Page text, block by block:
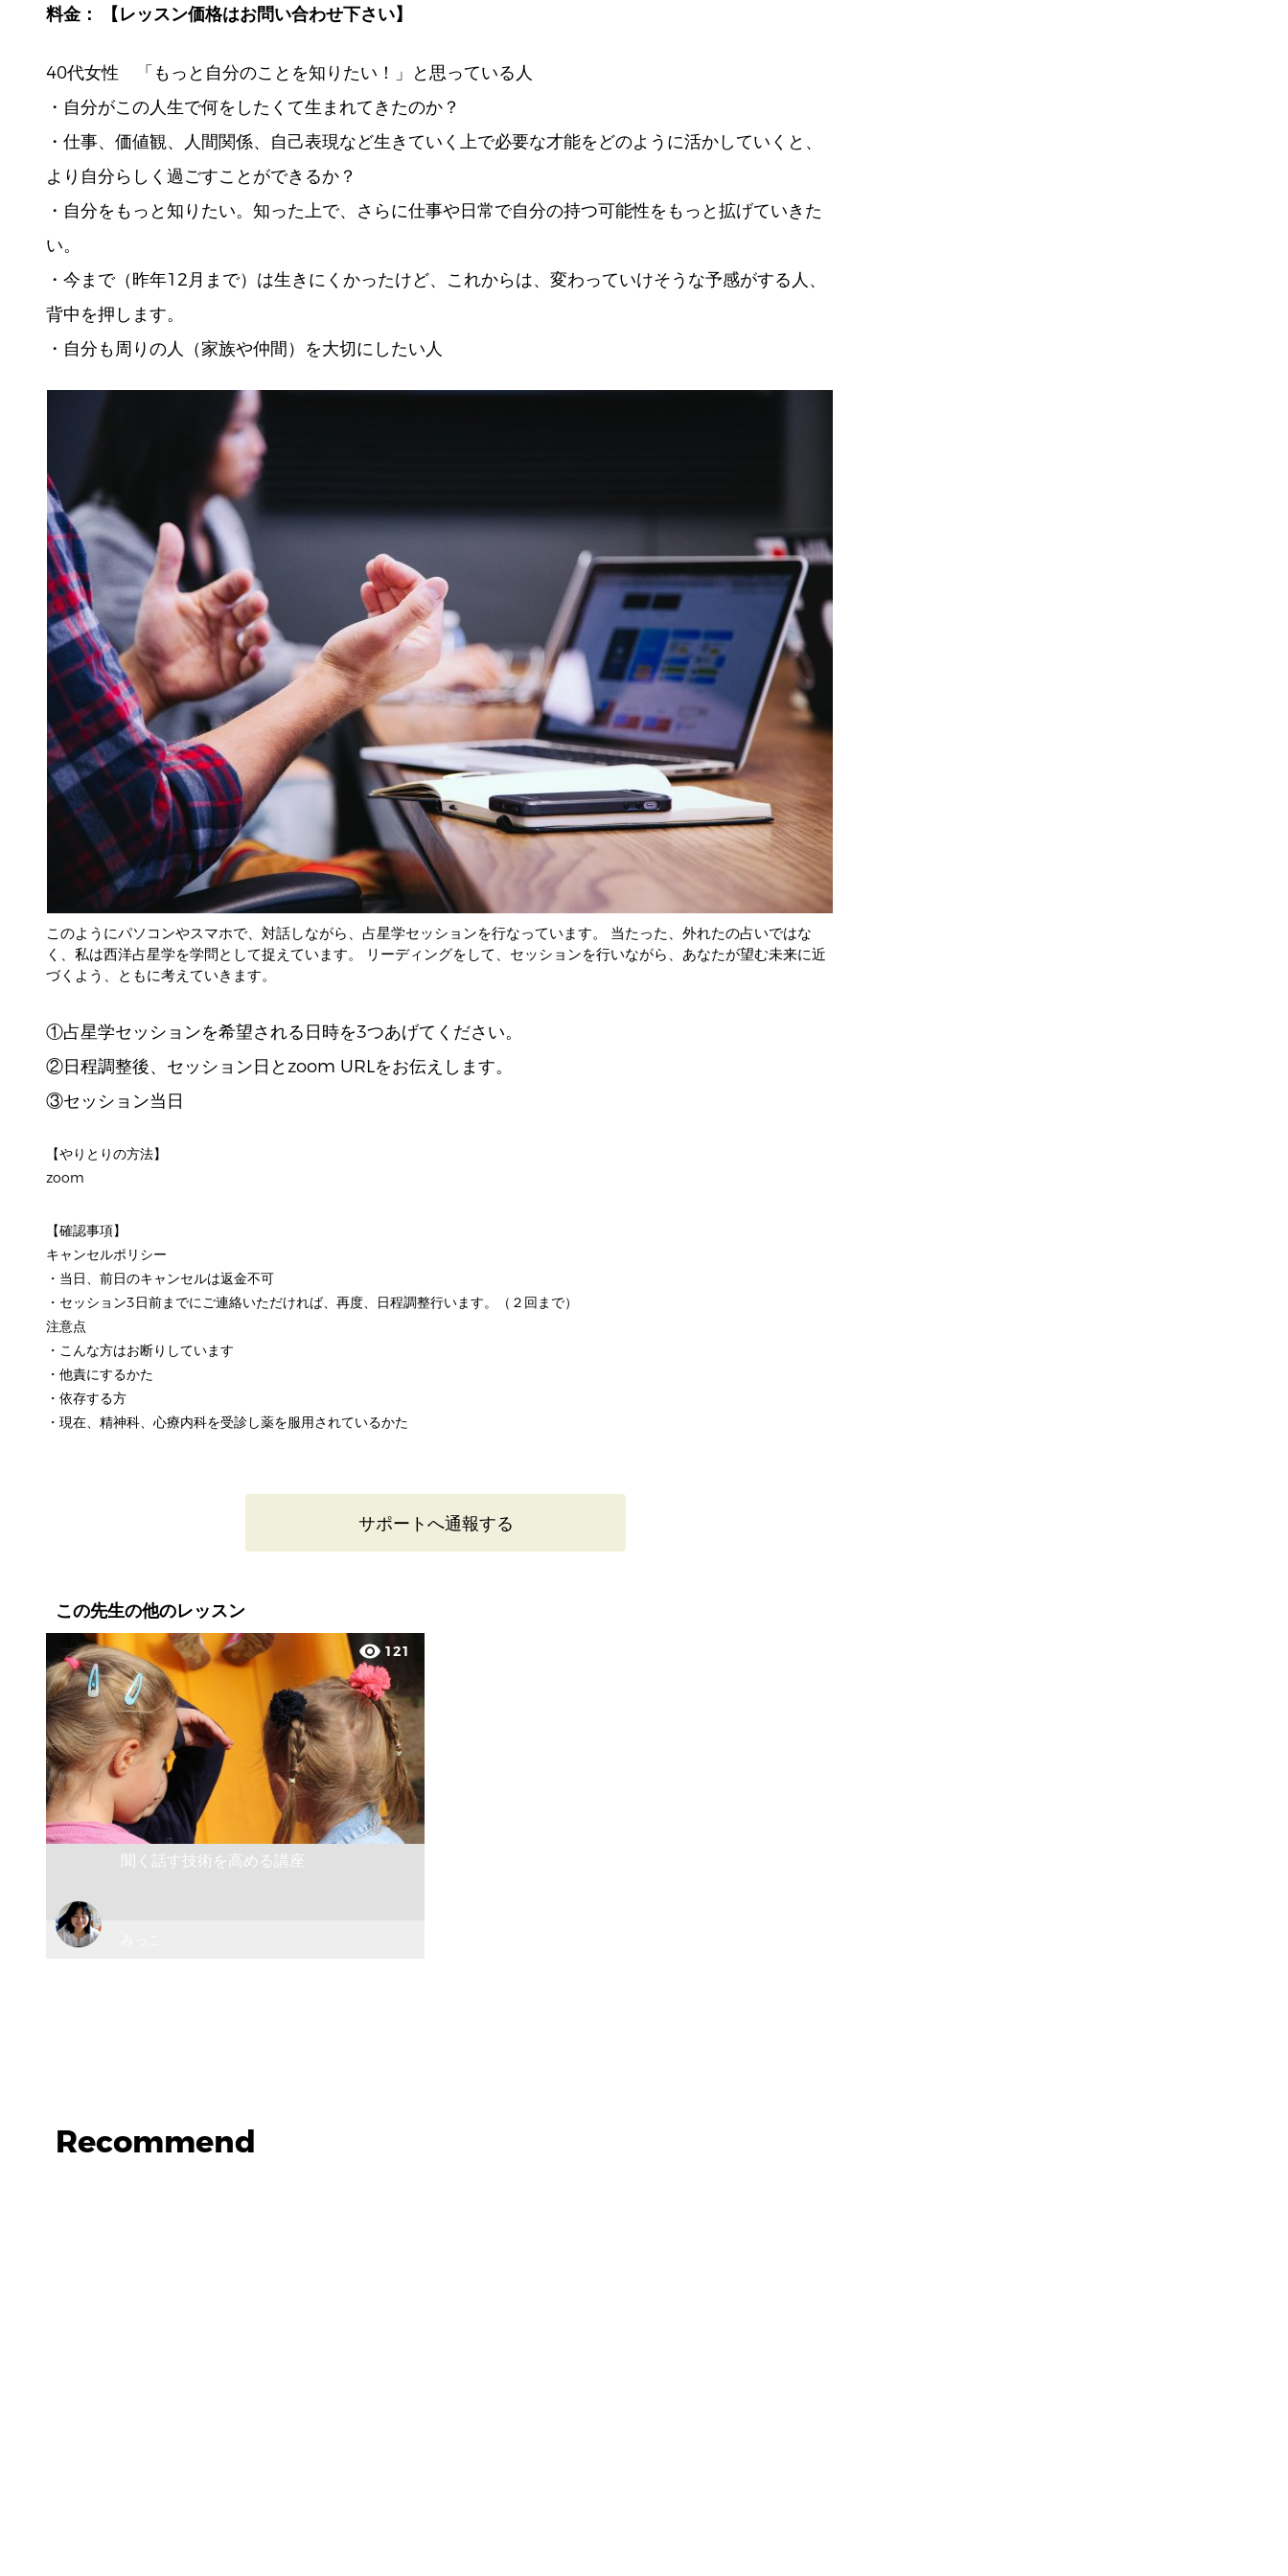
料金： 【レッスン価格はお問い合わせ下さい】
40代女性 「もっと自分のことを知りたい！」と思っている人
・自分がこの人生で何をしたくて生まれてきたのか？
・仕事、価値観、人間関係、自己表現など生きていく上で必要な才能をどのように活かしていくと、
より自分らしく過ごすことができるか？
・自分をもっと知りたい。知った上で、さらに仕事や日常で自分の持つ可能性をもっと拡げていきた
い。
・今まで（昨年12月まで）は生きにくかったけど、これからは、変わっていけそうな予感がする人、
背中を押します。
・自分も周りの人（家族や仲間）を大切にしたい人
このようにパソコンやスマホで、対話しながら、占星学セッションを行なっています。 当たった、外れたの占いではな
く、私は西洋占星学を学問として捉えています。 リーディングをして、セッションを行いながら、あなたが望む未来に近
づくよう、ともに考えていきます。
①占星学セッションを希望される日時を3つあげてください。
②日程調整後、セッション日とzoom URLをお伝えします。
③セッション当日
【やりとりの方法】
zoom
【確認事項】
キャンセルポリシー
・当日、前日のキャンセルは返金不可
・セッション3日前までにご連絡いただければ、再度、日程調整行います。（２回まで）
注意点
・こんな方はお断りしています
・他責にするかた
・依存する方
・現在、精神科、心療内科を受診し薬を服用されているかた
サポートへ通報する
この先生の他のレッスン
visibility 121
聞く話す技術を高める講座
Recommend